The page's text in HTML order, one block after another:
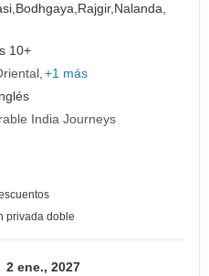
Bodhgaya,Rajgir,Nalanda,
10+
+1 más
India Journeys
privada doble
2 ene., 2027